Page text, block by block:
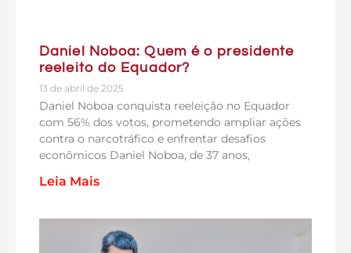
Daniel Noboa: Quem é o presidente
reeleito do Equador?
13 de abril de 2025
Daniel Noboa conquista reeleição no Equador
com 56% dos votos, prometendo ampliar ações
contra o narcotráfico e enfrentar desafios
econômicos Daniel Noboa, de 37 anos,
Leia Mais